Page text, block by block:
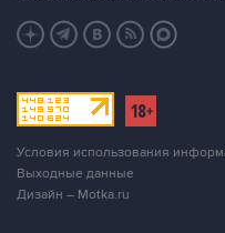
Условия использования
Выходные данные
Дизайн – Motka.ru